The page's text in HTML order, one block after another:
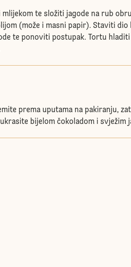
te složiti jagode na rub
(može i masni papir). Staviti dio
te ponoviti postupak. Tortu
prema uputama na pakiranju,
bijelom čokoladom i svježim